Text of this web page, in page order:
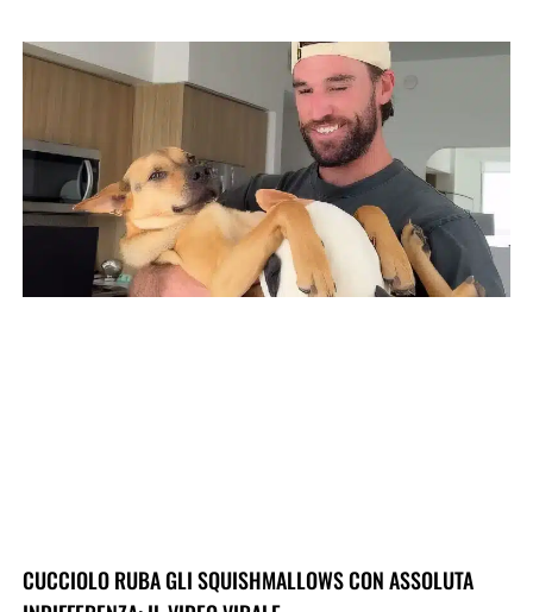
CUCCIOLO RUBA GLI SQUISHMALLOWS CON ASSOLUTA